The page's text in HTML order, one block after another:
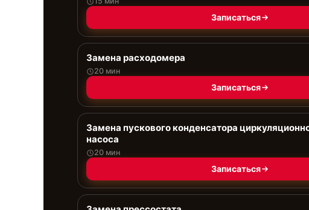
Записаться
Замена расходомера
20 мин
Записаться
Замена пускового конденсатора
насоса
20 мин
Записаться